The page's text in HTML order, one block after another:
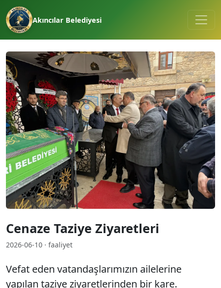
Akıncılar Belediyesi
Cenaze Taziye Ziyaretleri
2026-06-10 · faaliyet
Vefat eden vatandaşlarımızın ailelerine
yapılan taziye ziyaretlerinden bir kare.